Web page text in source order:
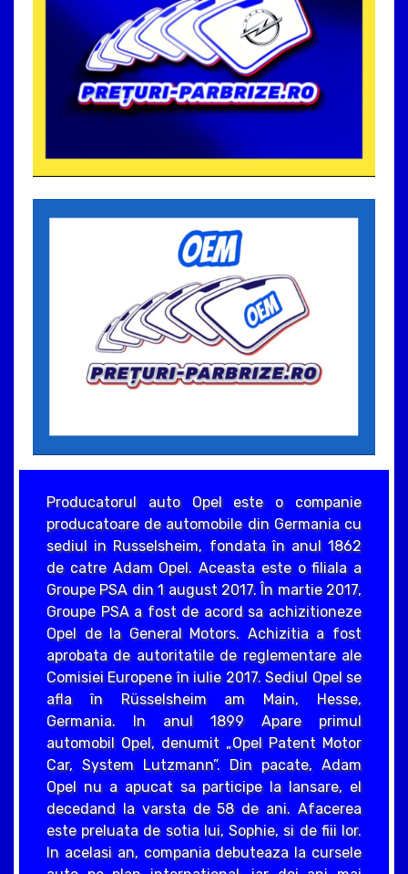
Producatorul auto Opel este o companie
producatoare de automobile din Germania cu
sediul in Russelsheim, fondata în anul 1862
de catre Adam Opel. Aceasta este o filiala a
Groupe PSA din 1 august 2017. În martie 2017,
Groupe PSA a fost de acord sa achizitioneze
Opel de la General Motors. Achizitia a fost
aprobata de autoritatile de reglementare ale
Comisiei Europene în iulie 2017. Sediul Opel se
afla în Rüsselsheim am Main, Hesse,
Germania. In anul 1899 Apare primul
automobil Opel, denumit „Opel Patent Motor
Car, System Lutzmann”. Din pacate, Adam
Opel nu a apucat sa participe la lansare, el
decedand la varsta de 58 de ani. Afacerea
este preluata de sotia lui, Sophie, si de fiii lor.
In acelasi an, compania debuteaza la cursele